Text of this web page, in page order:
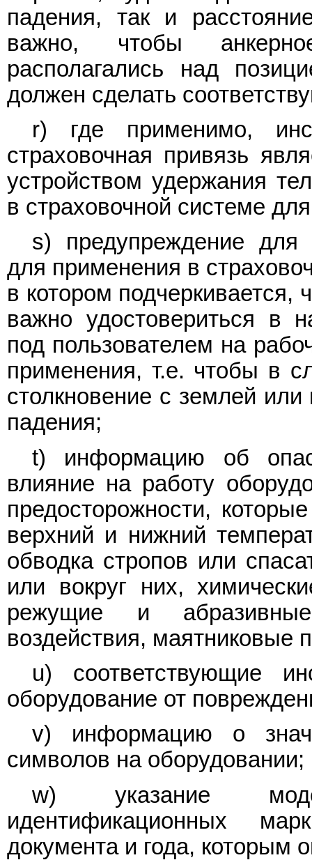
падения, так и
важно, чтобы
располагались над
должен сделать
r) где применимо,
страховочная привязь
устройством удержания
в страховочной системе
s) предупреждение для
для применения в
в котором подчеркивается,
важно удостовериться в
под пользователем на
применения, т.е. чтобы в
столкновение с землей
падения;
t) информацию об
влияние на работу
предосторожности,
верхний и нижний
обводка стропов или
или вокруг них,
режущие и абразивные
воздействия, маятниковые
u) соответствующие
оборудование от
v) информацию о
символов на оборудовании;
w) указание
идентификационных
документа и года, которым